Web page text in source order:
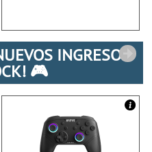
INGRESOS
🎮